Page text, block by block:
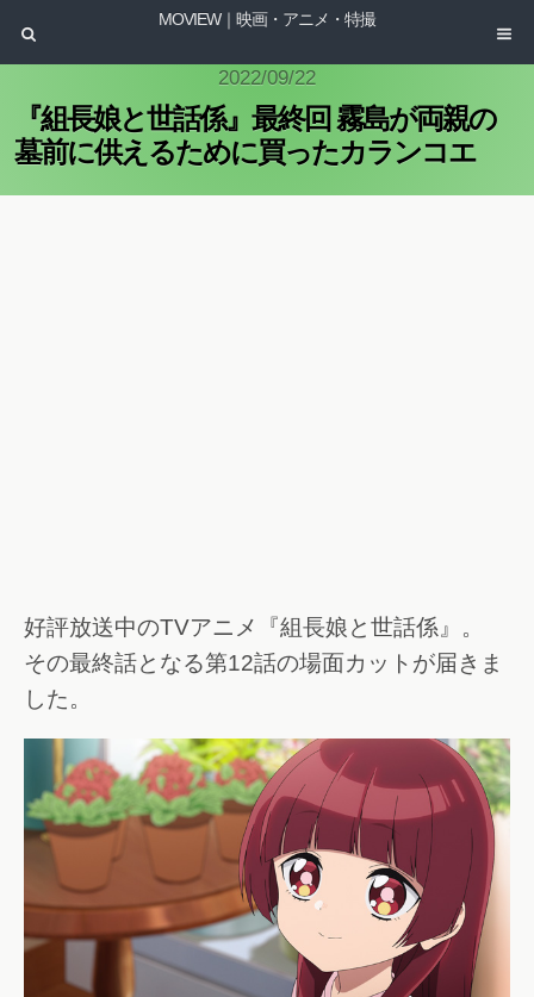
MOVIEW｜映画・アニメ・特撮
2022/09/22
『組長娘と世話係』最終回 霧島が両親の
墓前に供えるために買ったカランコエ
好評放送中のTVアニメ『組長娘と世話係』。
その最終話となる第12話の場面カットが届きま
した。